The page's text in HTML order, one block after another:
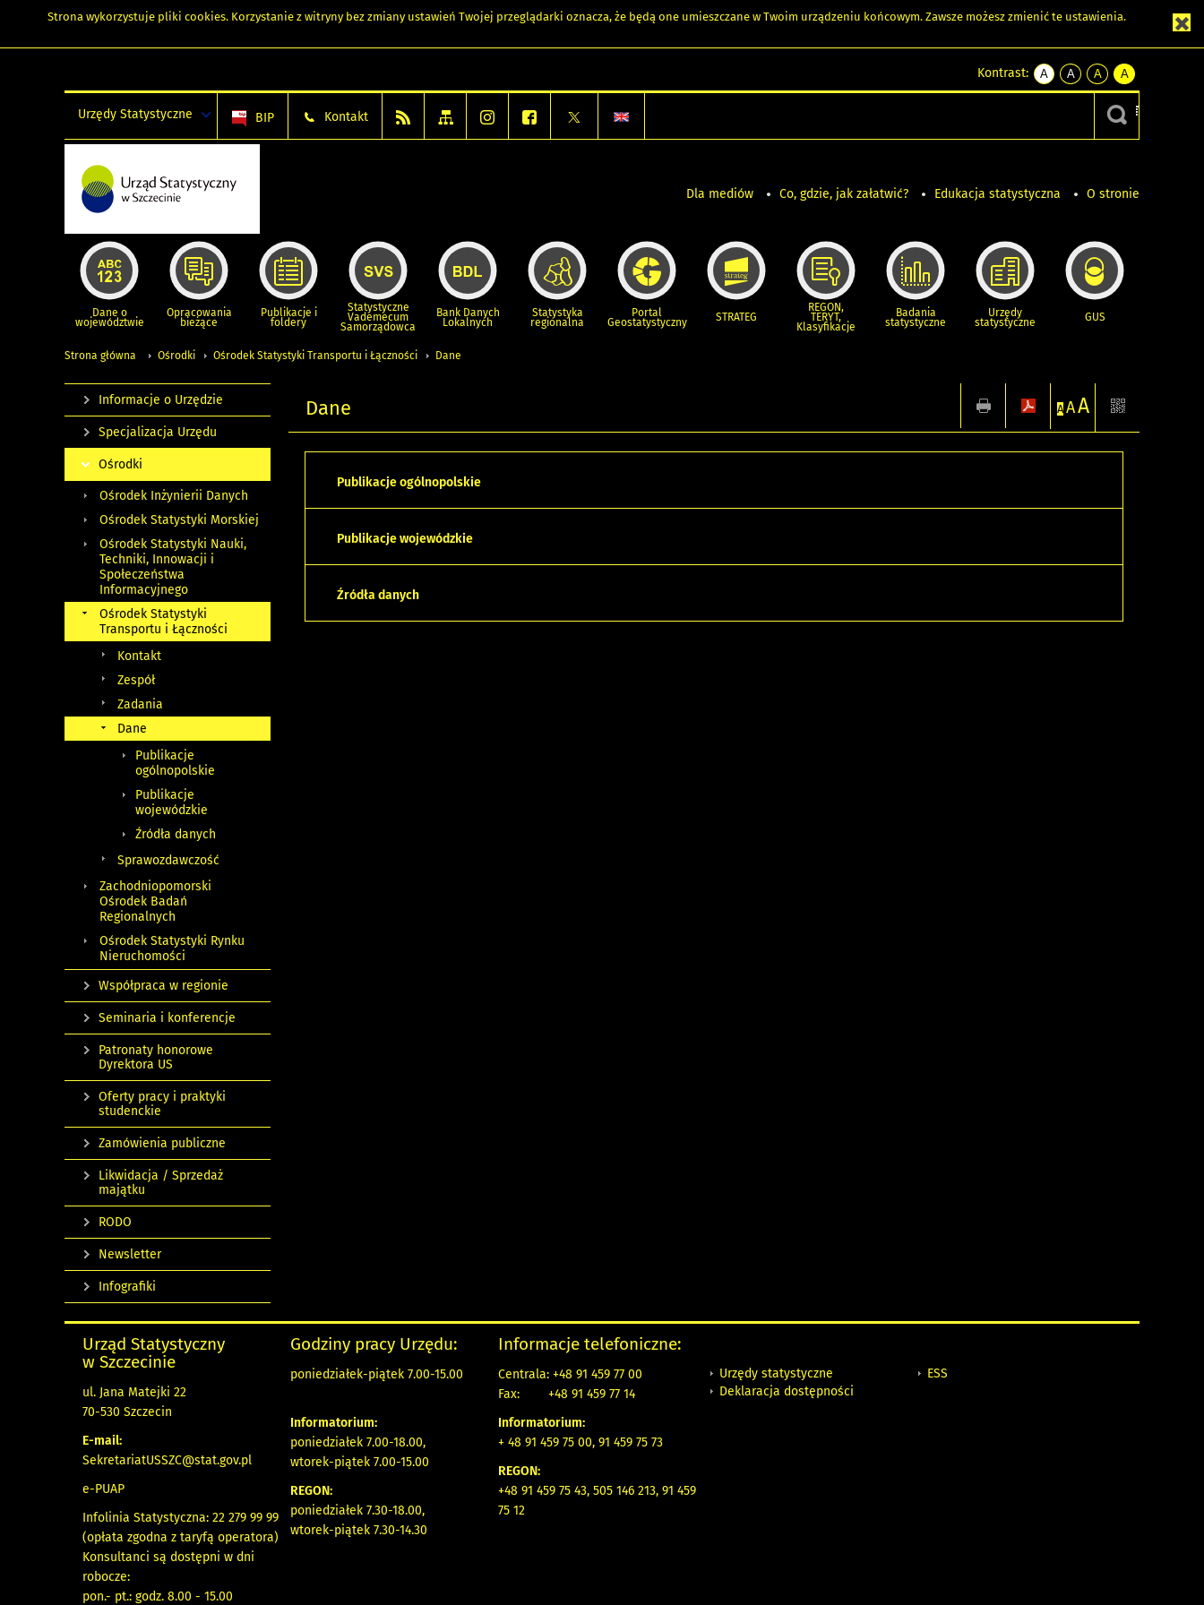
Strona wykorzystuje pliki cookies. Korzystanie z witryny bez zmiany ustawień Twojej przeglądarki oznacza, że będą one umieszczane w Twoim urządzeniu końcowym. Zawsze możesz zmienić te ustawienia.
Kontrast:
A
kontrast
A
kontrast
czarnym
A
kontrast
żółty
tekst
czarnym
A
kontrast
czarny
tekst
żółtym
Urzędy Statystyczne BIP Kontakt
Dla mediów Co, gdzie, jak załatwić? Edukacja statystyczna O stronie
Dane o
województwie
Opracowania
bieżące
Publikacje i
foldery
Statystyczne
Vademecum
Samorządowca
Bank Danych
Lokalnych
Statystyka
regionalna
Portal
Geostatystyczny STRATEG
REGON,
TERYT,
Klasyfikacje
Badania
statystyczne
Urzędy
statystyczne GUS
Strona główna Ośrodki Ośrodek Statystyki Transportu i Łączności Dane
Dane A AA
Publikacje ogólnopolskie
Publikacje wojewódzkie
Źródła danych
Informacje o Urzędzie
Specjalizacja Urzędu
Ośrodki
Ośrodek Inżynierii Danych
Ośrodek Statystyki Morskiej
Ośrodek Statystyki Nauki,
Techniki, Innowacji i
Społeczeństwa
Informacyjnego
Ośrodek Statystyki
Transportu i Łączności
Kontakt
Zespół
Zadania
Dane
Publikacje
ogólnopolskie
Publikacje
wojewódzkie
Źródła danych
Sprawozdawczość
Zachodniopomorski
Ośrodek Badań
Regionalnych
Ośrodek Statystyki Rynku
Nieruchomości
Współpraca w regionie
Seminaria i konferencje
Patronaty honorowe
Dyrektora US
Oferty pracy i praktyki
studenckie
Zamówienia publiczne
Likwidacja / Sprzedaż
majątku
RODO
Newsletter
Infografiki
Urząd Statystyczny
w Szczecinie
ul. Jana Matejki 22
70-530 Szczecin
E-mail:
SekretariatUSSZC@stat.gov.pl
e-PUAP
Infolinia Statystyczna: 22 279 99 99
(opłata zgodna z taryfą operatora)
Konsultanci są dostępni w dni
robocze:
pon.- pt.: godz. 8.00 - 15.00
Godziny pracy Urzędu:
poniedziałek-piątek 7.00-15.00
Informatorium:
poniedziałek 7.00-18.00,
wtorek-piątek 7.00-15.00
REGON:
poniedziałek 7.30-18.00,
wtorek-piątek 7.30-14.30
Informacje telefoniczne:
Centrala: +48 91 459 77 00
Fax:
+48 91 459 77 14
Informatorium:
+ 48 91 459 75 00, 91 459 75 73
REGON:
+48 91 459 75 43, 505 146 213, 91 459
75 12
Urzędy statystyczne
Deklaracja dostępności
ESS